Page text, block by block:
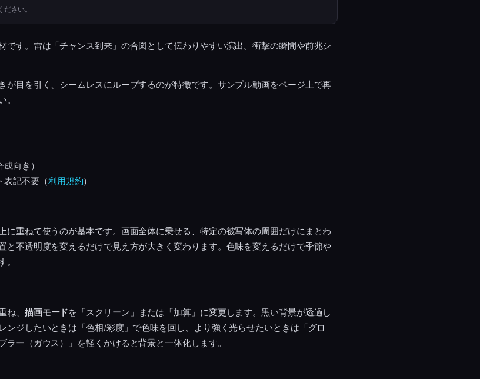
さい。
です。雷は「チャンス到来」の合図として伝わりやすい演出。衝撃の瞬間や前兆シ
が目を引く、シームレスにループするのが特徴です。サンプル動画をページ上で再
向き）
表記不要（利用規約）
に重ねて使うのが基本です。画面全体に乗せる、特定の被写体の周囲だけにまとわ
と不透明度を変えるだけで見え方が大きく変わります。色味を変えるだけで季節や
、 描画モードを「スクリーン」または「加算」に変更します。黒い背景が透過し
ンジしたいときは「色相/彩度」で色味を回し、より強く光らせたいときは「グロ
ー（ガウス）」を軽くかけると背景と一体化します。